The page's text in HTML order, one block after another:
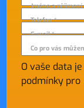
Jméno a příjmení
Telefon *
E-mail *
Co pro vás
O vaše data
podmínky pro